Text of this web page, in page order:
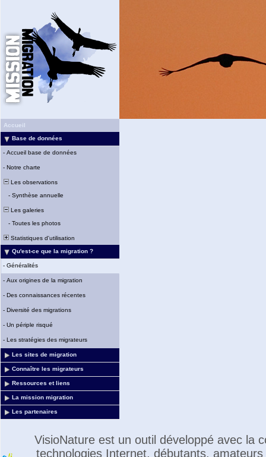
Accueil
Base de données
- Accueil base de données
- Notre charte
Les observations
- Synthèse annuelle
Les galeries
- Toutes les photos
Statistiques d'utilisation
Qu'est-ce que la migration ?
- Généralités
- Aux origines de la migration
- Des connaissances récentes
- Diversité des migrations
- Un périple risqué
- Les stratégies des migrateurs
Les sites de migration
Connaître les migrateurs
Ressources et liens
La mission migration
Les partenaires
VisioNature est un outil développé avec la
technologies Internet, débutants,